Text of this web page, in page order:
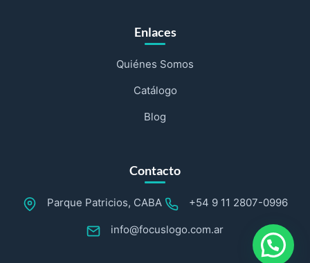
Enlaces
Quiénes Somos
Catálogo
Blog
Contacto
Parque Patricios, CABA +54 9 11 2807-0996
info@focuslogo.com.ar